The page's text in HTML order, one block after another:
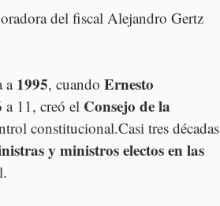
del fiscal Alejandro Gertz
a 1995, cuando Ernesto
11, creó el Consejo de la
constitucional.Casi tres décadas
y ministros electos en las